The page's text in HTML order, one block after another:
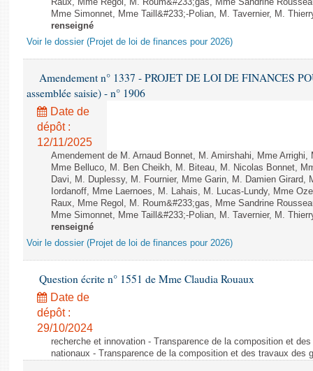
Raux, Mme Regol, M. Roum&#233;gas, Mme Sandrine
Mme Simonnet, Mme Taill&#233;-Polian, M. Tavernier, M.
renseigné
Voir le dossier (Projet de loi de finances pour 2026)
Amendement n° 1337 - PROJET DE LOI DE FINANCES
assemblée saisie) - n° 1906
Date de
dépôt :
12/11/2025
Amendement de M. Arnaud Bonnet, M. Amirshahi, Mme
Mme Belluco, M. Ben Cheikh, M. Biteau, M. Nicolas Bonnet,
Davi, M. Duplessy, M. Fournier, Mme Garin, M. Damien Girard,
Iordanoff, Mme Laernoes, M. Lahais, M. Lucas-Lundy, Mme
Raux, Mme Regol, M. Roum&#233;gas, Mme Sandrine
Mme Simonnet, Mme Taill&#233;-Polian, M. Tavernier, M.
renseigné
Voir le dossier (Projet de loi de finances pour 2026)
Question écrite n° 1551 de Mme Claudia Rouaux
Date de
dépôt :
29/10/2024
recherche et innovation - Transparence de la composition et
nationaux - Transparence de la composition et des travaux des